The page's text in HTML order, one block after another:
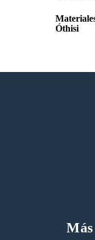
Óthisi